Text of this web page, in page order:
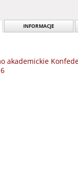
INFORMACJE
akademickie